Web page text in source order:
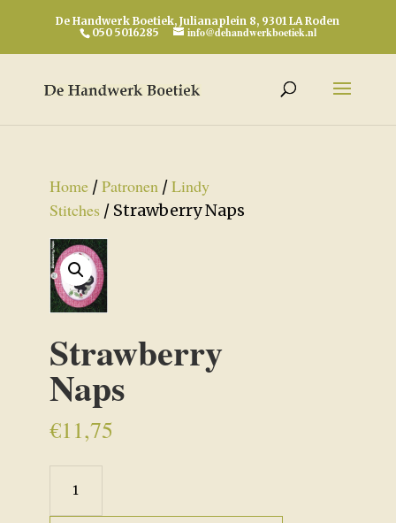
De Handwerk Boetiek, Julianaplein 8, 9301 LA Roden
050 5016285
info@dehandwerkboetiek.nl
Home/Patronen/Lindy
Stitches / Strawberry Naps
Strawberry
Naps
€11,75
Naps